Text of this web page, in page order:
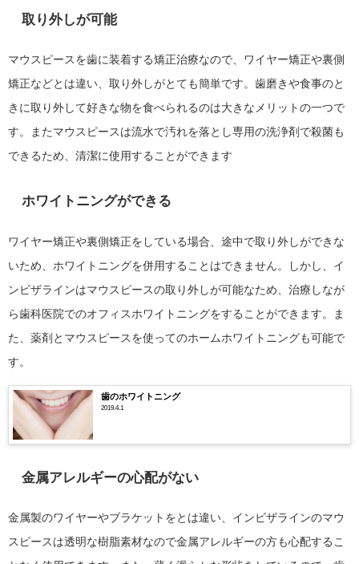
取り外しが可能
マウスピースを歯に装着する矯正治療なので、ワイヤー矯正や裏側
矯正などとは違い、取り外しがとても簡単です。歯磨きや食事のと
きに取り外して好きな物を食べられるのは大きなメリットの一つで
す。またマウスピースは流水で汚れを落とし専用の洗浄剤で殺菌も
できるため、清潔に使用することができます
ホワイトニングができる
ワイヤー矯正や裏側矯正をしている場合、途中で取り外しができな
いため、ホワイトニングを併用することはできません。しかし、イ
ンビザラインはマウスピースの取り外しが可能なため、治療しなが
ら歯科医院でのオフィスホワイトニングをすることができます。ま
た、薬剤とマウスピースを使ってのホームホワイトニングも可能で
す。
歯のホワイトニング
2019.4.1
金属アレルギーの心配がない
金属製のワイヤーやブラケットをとは違い、インビザラインのマウ
スピースは透明な樹脂素材なので金属アレルギーの方も心配するこ